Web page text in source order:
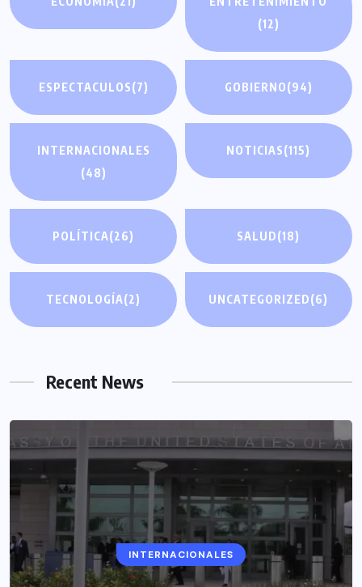
(12)
ESPECTACULOS(7) GOBIERNO(94)
INTERNACIONALES
(48)
NOTICIAS(115)
POLÍTICA(26) SALUD(18)
TECNOLOGÍA(2) UNCATEGORIZED(6)
Recent News
INTERNACIONALES